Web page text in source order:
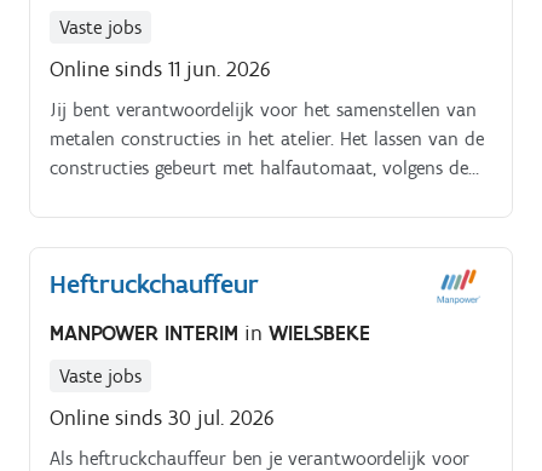
Vaste jobs
Online sinds 11 jun. 2026
Jij bent verantwoordelijk voor het samenstellen van
metalen constructies in het atelier. Het lassen van de
constructies gebeurt met halfautomaat, volgens de
uiteindelijke resultaat van het product.
Heftruckchauffeur
MANPOWER INTERIM in WIELSBEKE
Vaste jobs
Online sinds 30 jul. 2026
Als heftruckchauffeur ben je verantwoordelijk voor